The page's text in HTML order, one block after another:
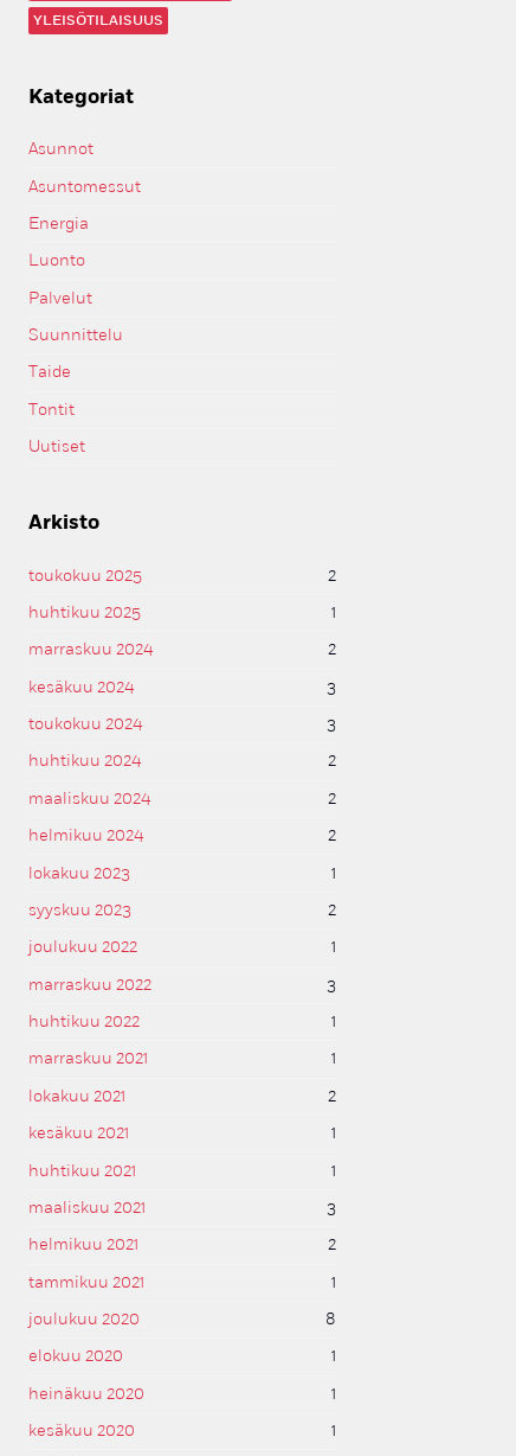
YLEISÖTILAISUUS
Kategoriat
Asunnot
Asuntomessut
Energia
Luonto
Palvelut
Suunnittelu
Taide
Tontit
Uutiset
Arkisto
toukokuu 2025
2
huhtikuu 2025
1
marraskuu 2024
2
kesäkuu 2024
3
toukokuu 2024
3
huhtikuu 2024
2
maaliskuu 2024
2
helmikuu 2024
2
lokakuu 2023
1
syyskuu 2023
2
joulukuu 2022
1
marraskuu 2022
3
huhtikuu 2022
1
marraskuu 2021
1
lokakuu 2021
2
kesäkuu 2021
1
huhtikuu 2021
1
maaliskuu 2021
3
helmikuu 2021
2
tammikuu 2021
1
joulukuu 2020
8
elokuu 2020
1
heinäkuu 2020
1
kesäkuu 2020
1